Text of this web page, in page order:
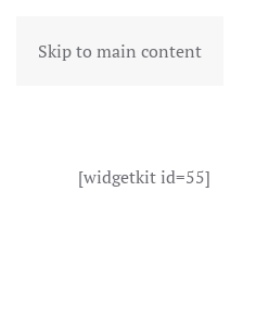
Skip to main content
[widgetkit id=55]